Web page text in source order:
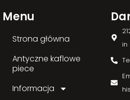
Menu
Strona główna
Antyczne kaflowe
piece
Informacja
in